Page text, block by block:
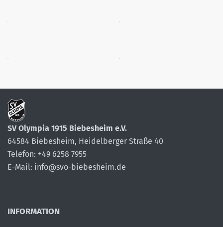
SV Olympia 1915 Biebesheim e.V.
64584 Biebesheim, Heidelberger Straße 40
Telefon: +49 6258 7955
E-Mail: info@svo-biebesheim.de
INFORMATION